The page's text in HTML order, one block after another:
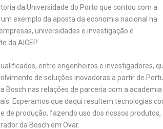
da Universidade do Porto que contou com a
exemplo da aposta da economia nacional na
universidades e investigação e
da AICEP.
entre engenheiros e investigadores,
de soluções inovadoras a partir de
Bosch nas relações de parceria com a academia
Esperamos que daqui resultem tecnologias
de produção, fazendo uso dos nossos produtos,
da Bosch em Ovar.